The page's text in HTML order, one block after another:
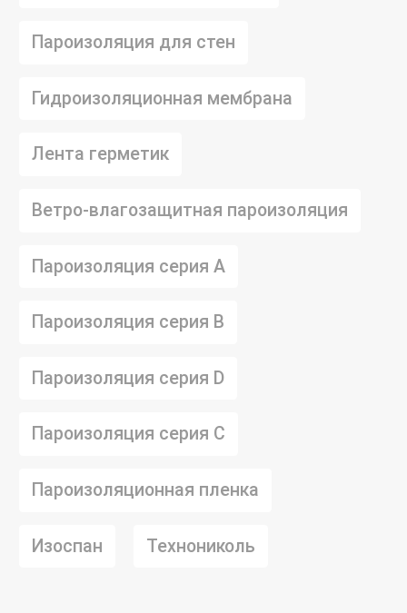
Пароизоляция для стен
Гидроизоляционная мембрана
Лента герметик
Ветро-влагозащитная пароизоляция
Пароизоляция серия А
Пароизоляция серия B
Пароизоляция серия D
Пароизоляция серия C
Пароизоляционная пленка
Изоспан Технониколь